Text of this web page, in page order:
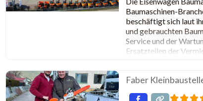
Baumaschinen-
beschäftigt sich laut
und gebrauchten
Service und der
Ersatzteilen der
Faber